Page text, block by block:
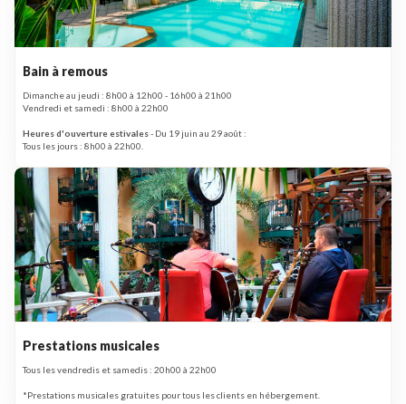
Bain à remous
Dimanche au jeudi : 8h00 à 12h00 - 16h00 à 21h00
Vendredi et samedi : 8h00 à 22h00
Heures d'ouverture estivales- Du 19 juin au 29 août :
Tous les jours : 8h00 à 22h00.
Prestations musicales
Tous les vendredis et samedis : 20h00 à 22h00
*Prestations musicales gratuites pour tous les clients en hébergement.